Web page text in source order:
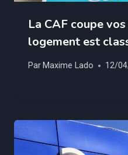
La CAF coupe
logement est
Par Maxime Lado 12/